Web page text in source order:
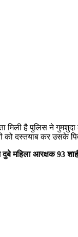
है पुलिस ने
को दस्तयाब कर उसके
महिला आरक्षक 93